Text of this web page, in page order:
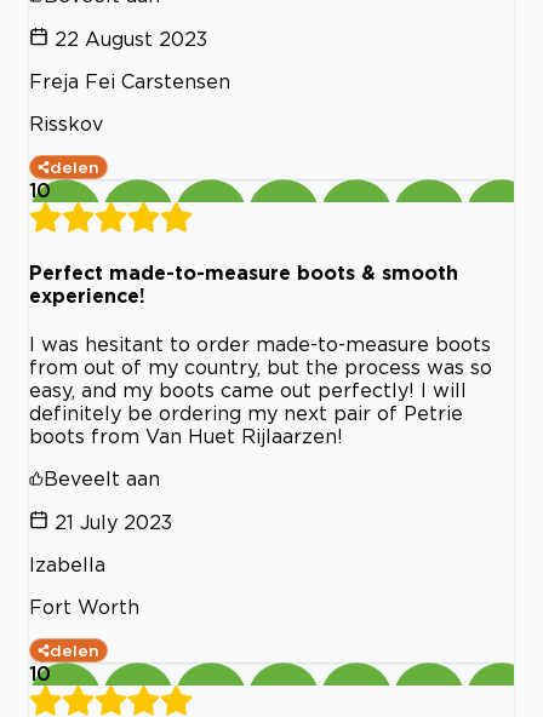
22 August 2023
Freja Fei Carstensen
Risskov
delen
10
Perfect made-to-measure boots & smooth
experience!
I was hesitant to order made-to-measure boots
from out of my country, but the process was so
easy, and my boots came out perfectly! I will
definitely be ordering my next pair of Petrie
boots from Van Huet Rijlaarzen!
Beveelt aan
21 July 2023
Izabella
Fort Worth
delen
10